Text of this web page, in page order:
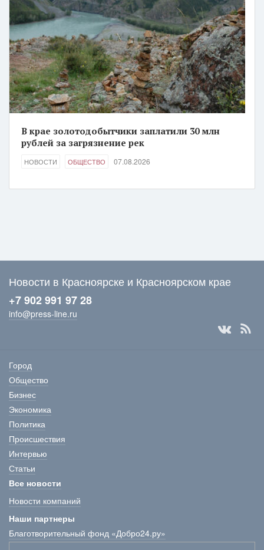
В крае золотодобытчики заплатили 30 млн
рублей за загрязнение рек
НОВОСТИ ОБЩЕСТВО 07.08.2026
Новости в Красноярске и Красноярском крае
+7 902 991 97 28
info@press-line.ru
Город
Общество
Бизнес
Экономика
Политика
Происшествия
Интервью
Статьи
Все новости
Новости компаний
Наши партнеры
Благотворительный фонд «Добро24.ру»